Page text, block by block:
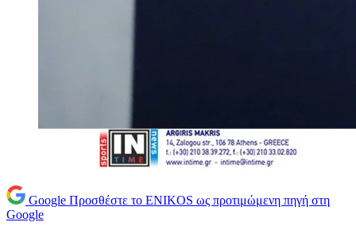
Google Προσθέστε το ENIKOS ως προτιμώμενη πηγή στη
Google